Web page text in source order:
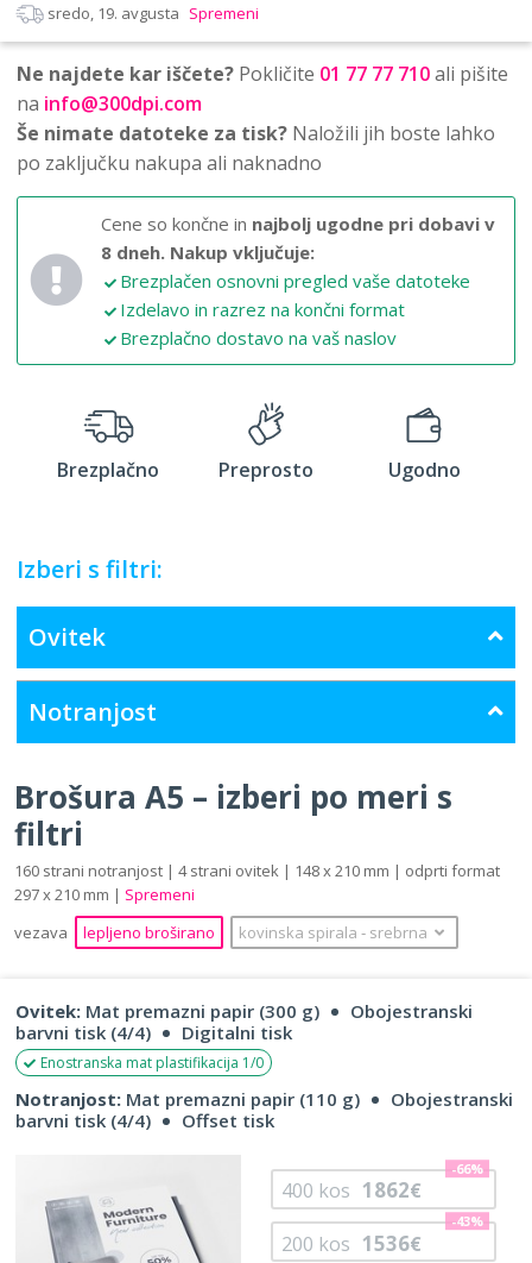
sredo, 19. avgusta Spremeni
Ne najdete kar iščete? Pokličite 01 77 77 710ali pišite
na info@300dpi.com
Še nimate datoteke za tisk? Naložili jih boste lahko
po zaključku nakupa ali naknadno
Cene so končne in najbolj ugodne pri dobavi v
8 dneh. Nakup vključuje:
Brezplačen osnovni pregled vaše datoteke
Izdelavo in razrez na končni format
Brezplačno dostavo na vaš naslov
Brezplačno Preprosto Ugodno
Izberi s filtri:
Ovitek
Notranjost
Brošura A5 – izberi po meri s
filtri
160 strani notranjost | 4 strani ovitek | 148 x 210 mm | odprti format
297 x 210 mm | Spremeni
vezava
lepljeno broširano kovinska spirala ‐ srebrna
Ovitek: Mat premazni papir (300 g)
Obojestranski
barvni tisk (4/4)
Digitalni tisk
Enostranska mat plastifikacija 1/0
Notranjost: Mat premazni papir (110 g)
Obojestranski
barvni tisk (4/4)
Offset tisk
200 kos 1536€
-43%
400 kos 1862€
-66%